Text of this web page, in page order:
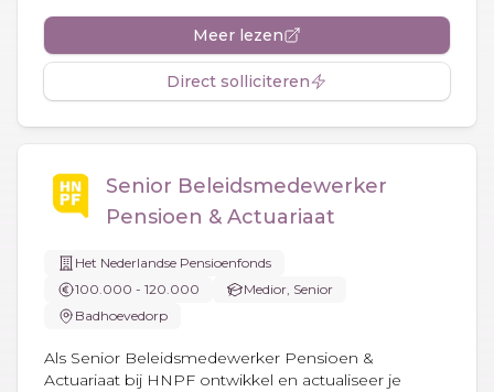
Meer lezen
Direct solliciteren
Senior Beleidsmedewerker
Pensioen & Actuariaat
Het Nederlandse Pensioenfonds
100.000 - 120.000
Medior, Senior
Badhoevedorp
Als Senior Beleidsmedewerker Pensioen &
Actuariaat bij HNPF ontwikkel en actualiseer je